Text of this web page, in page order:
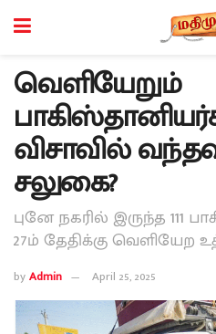
வெளியேறும்
விசாவில்
சலுகை?
புனே நகரில் இருந்த 111
27ம் தேதிக்கு வெளியேற
byAdmin April 25, 2025